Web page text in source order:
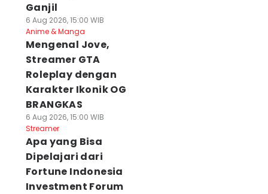
Ganjil
6 Aug 2026, 15:00 WIB
Anime & Manga
Mengenal Jove,
Streamer GTA
Roleplay dengan
Karakter Ikonik OG
BRANGKAS
6 Aug 2026, 15:00 WIB
Streamer
Apa yang Bisa
Dipelajari dari
Fortune Indonesia
Investment Forum